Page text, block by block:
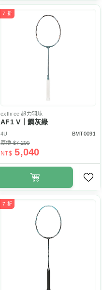
7 折
exthree 超力羽球
AF1 V｜鋼灰綠
4U
BMT0091
原價 $7,200
NT$ 5,040
7 折